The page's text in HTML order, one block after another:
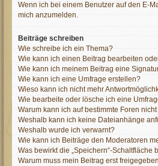
Wenn ich bei einem Benutzer auf den E-
mich anzumelden.
Beiträge schreiben
Wie schreibe ich ein Thema?
Wie kann ich einen Beitrag bearbeiten
Wie kann ich meinem Beitrag eine
Wie kann ich eine Umfrage erstellen?
Wieso kann ich nicht mehr
Wie bearbeite oder lösche ich eine
Warum kann ich auf bestimmte Foren
Weshalb kann ich keine Dateianhänge
Weshalb wurde ich verwarnt?
Wie kann ich Beiträge den Moderatoren
Was bewirkt die „Speichern“-Schaltfläche
Warum muss mein Beitrag erst